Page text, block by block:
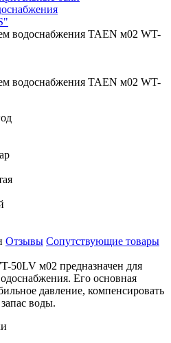
водоснабжения TAEN м02 WT-
водоснабжения TAEN м02 WT-
Отзывы Сопутствующие товары
50LV м02 предназначен для
Его основная
давление, компенсировать
воды.